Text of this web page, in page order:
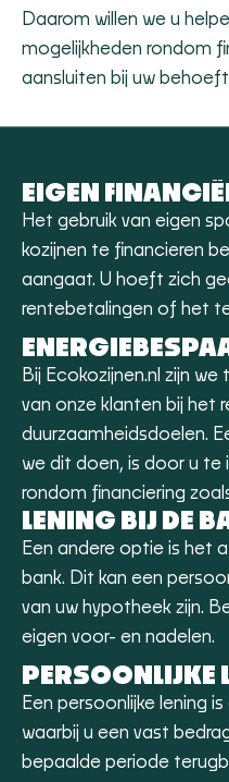
Daarom willen we u
mogelijkheden rondom
aansluiten bij uw
EIGEN
Het gebruik van eigen
kozijnen te financieren
aangaat. U hoeft zich
rentebetalingen of het
Bij Ecokozijnen.nl zijn
van onze klanten bij het
duurzaamheidsdoelen.
we dit doen, is door u
rondom financiering
LENING BIJ DE
Een andere optie is het
bank. Dit kan een
van uw hypotheek zijn.
eigen voor- en nadelen.
PERSOONLIJKE
Een persoonlijke lening
waarbij u een vast
bepaalde periode